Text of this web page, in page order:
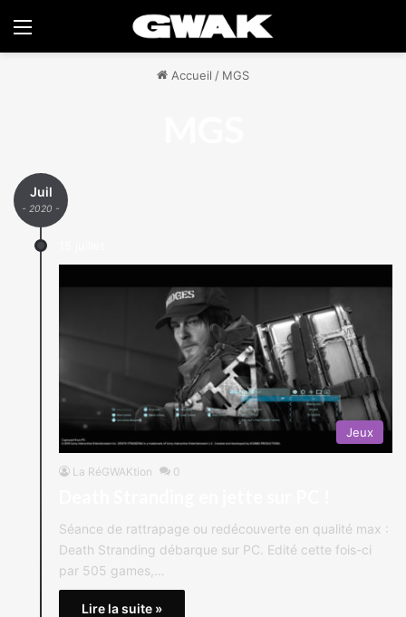
Menu
Accueil / MGS
Juil
- 2020 -
Jeux
La RéGWAKtion 0
Séance de rattrapage ou redécouverte en qualité max :
Death Stranding débarque sur PC. Edité cette fois-ci
par 505 games,…
Lire la suite »